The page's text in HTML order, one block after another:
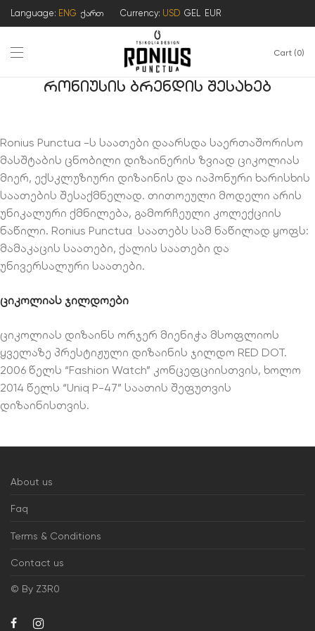
Language: ENG ქართ Currency: USD GEL EUR
Cart 0
რონიუსის ბრენდის შესახებ
Ronius Punctua -ს საათები დაარსდა საერთაშორისო
მასშტაბის ცნობილი დიზაინერის ზვიად ციკოლიას
მიერ, ექსკლუზიური დიზაინის და იაპონური ხარისხის
საათების შესაქმნელად. თითოეული მოდელი არის
უნიკალური ქმნილება, გამორჩეული კოლექციის
ნაწილი. Ronius Punctua საათებს სამ ნაწილად ყოფს:
მამაკაცის საათები, ქალის საათები და
უნივერსალური საათები.
ციკოლიას ჯილდოები
ციკოლიას დიზაინს ორჯერ მიენიჭა მსოფლიოს
ყველაზე პრესტიჟული დიზაინის ჯილდო RED DOT.
2006 წელს “Fashion Watch” კონცეფციისთვის, ხოლო
2014 წელს “Uniq P-47” საათის შეფუთვის
დიზაინისთვის.
About us
Faq
Terms & Conditions
Contact us
© By Z3R0